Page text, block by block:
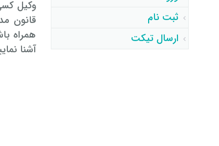
ثبت نام
ارسال تیکت
وکیل
قانون
همراه
آشنا